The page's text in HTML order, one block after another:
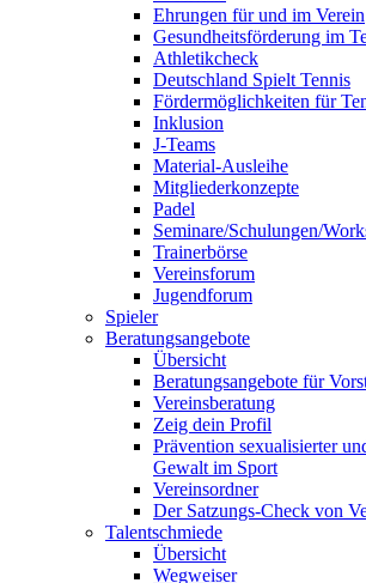
Ehrungen für und im Verein
Gesundheitsförderung im
Athletikcheck
Deutschland Spielt Tennis
Fördermöglichkeiten für
Inklusion
J-Teams
Material-Ausleihe
Mitgliederkonzepte
Padel
Seminare/Schulungen/
Trainerbörse
Vereinsforum
Jugendforum
Spieler
Beratungsangebote
Übersicht
Beratungsangebote für
Vereinsberatung
Zeig dein Profil
Prävention sexualisierter
Gewalt im Sport
Vereinsordner
Der Satzungs-Check von
Talentschmiede
Übersicht
Wegweiser